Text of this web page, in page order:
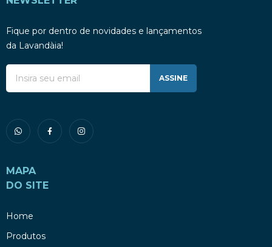
Fique por dentro de novidades e lançamentos
da Lavandàia!
ASSINE
MAPA
DO SITE
Home
Produtos